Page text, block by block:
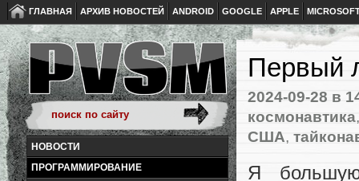
ГЛАВНАЯ АРХИВ НОВОСТЕЙ ANDROID GOOGLE APPLE
НОВОСТИ
ПРОГРАММИРОВАНИЕ
Первый
2024-09-28 в
космонавтика
США,
Я